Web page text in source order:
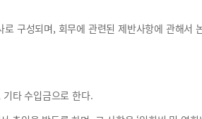
구성되며, 회무에 관련된 제반사항에 관해서
타 수입금으로 한다.